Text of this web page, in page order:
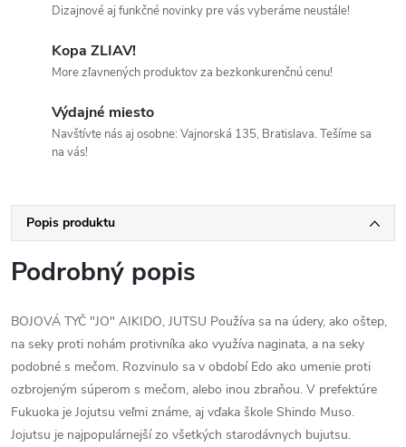
Dizajnové aj funkčné novinky pre vás vyberáme neustále!
Kopa ZLIAV!
More zľavnených produktov za bezkonkurenčnú cenu!
Výdajné miesto
Navštívte nás aj osobne: Vajnorská 135, Bratislava. Tešíme sa
na vás!
Popis produktu
Podrobný popis
BOJOVÁ TYČ "JO" AIKIDO, JUTSU Používa sa na údery, ako oštep,
na seky proti nohám protivníka ako využíva naginata, a na seky
podobné s mečom. Rozvinulo sa v období Edo ako umenie proti
ozbrojeným súperom s mečom, alebo inou zbraňou. V prefektúre
Fukuoka je Jojutsu veľmi známe, aj vďaka škole Shindo Muso.
Jojutsu je najpopulárnejší zo všetkých starodávnych bujutsu.